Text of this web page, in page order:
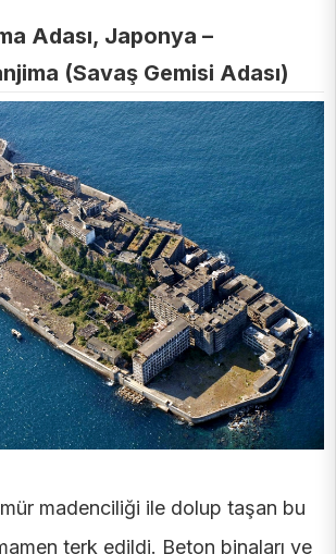
Adası, Japonya –
(Savaş Gemisi Adası)
madenciliği ile dolup taşan bu
terk edildi. Beton binaları ve